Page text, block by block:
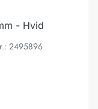
- Hvid
2495896